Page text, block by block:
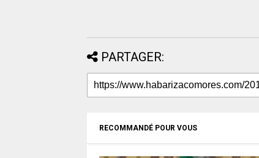
PARTAGER:
RECOMMANDÉ POUR VOUS